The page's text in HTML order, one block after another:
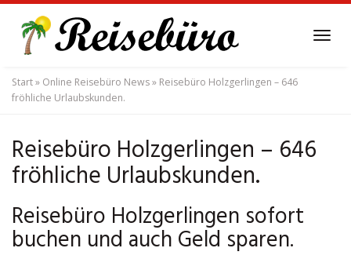
main
content
Start» Online Reisebüro News» Reisebüro Holzgerlingen – 646
fröhliche Urlaubskunden.
Reisebüro Holzgerlingen – 646
fröhliche Urlaubskunden.
Reisebüro Holzgerlingen sofort
buchen und auch Geld sparen.